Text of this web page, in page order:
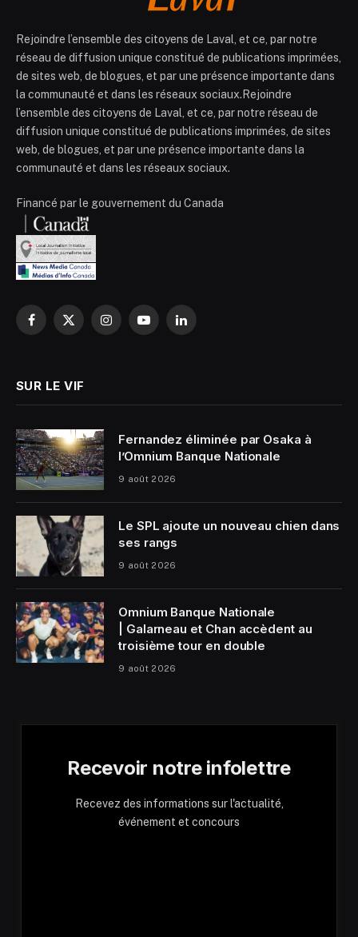
Rejoindre l’ensemble des citoyens de Laval, et ce, par notre
réseau de diffusion unique constitué de publications imprimées,
de sites web, de blogues, et par une présence importante dans
la communauté et dans les réseaux sociaux.Rejoindre
l’ensemble des citoyens de Laval, et ce, par notre réseau de
diffusion unique constitué de publications imprimées, de sites
web, de blogues, et par une présence importante dans la
communauté et dans les réseaux sociaux.
Financé par le gouvernement du Canada
Facebook
X
InstagramYouTubeLinkedIn
SUR LE VIF
Fernandez éliminée par Osaka à
l’Omnium Banque Nationale
9 août 2026
Le SPL ajoute un nouveau chien dans
ses rangs
9 août 2026
Omnium Banque Nationale
| Galarneau et Chan accèdent au
troisième tour en double
9 août 2026
Recevoir notre infolettre
Recevez des informations sur l'actualité,
événement et concours